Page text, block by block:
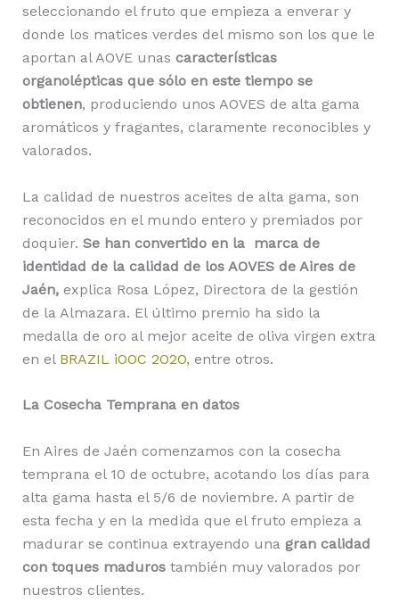
seleccionando el fruto que empieza a enverar y
donde los matices verdes del mismo son los que le
aportan al AOVE unas características
organolépticas que sólo en este tiempo se
obtienen, produciendo unos AOVES de alta gama
aromáticos y fragantes, claramente reconocibles y
valorados.
La calidad de nuestros aceites de alta gama, son
reconocidos en el mundo entero y premiados por
doquier. Se han convertido en la marca de
identidad de la calidad de los AOVES de Aires de
Jaén, explica Rosa López, Directora de la gestión
de la Almazara. El último premio ha sido la
medalla de oro al mejor aceite de oliva virgen extra
en el BRAZIL iOOC 2O2O,entre otros.
La Cosecha Temprana en datos
En Aires de Jaén comenzamos con la cosecha
temprana el 10 de octubre, acotando los días para
alta gama hasta el 5/6 de noviembre. A partir de
esta fecha y en la medida que el fruto empieza a
madurar se continua extrayendo una gran calidad
con toques madurostambién muy valorados por
nuestros clientes.